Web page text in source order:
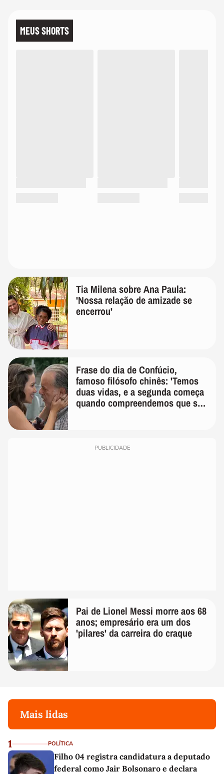
MEUS SHORTS
Tia Milena sobre Ana Paula:
'Nossa relação de amizade se
encerrou'
Frase do dia de Confúcio,
famoso filósofo chinês: 'Temos
duas vidas, e a segunda começa
quando compreendemos que só
PUBLICIDADE
Pai de Lionel Messi morre aos 68
anos; empresário era um dos
'pilares' da carreira do craque
Mais lidas
1 POLÍTICA
Filho 04 registra candidatura a deputado
federal como Jair Bolsonaro e declara